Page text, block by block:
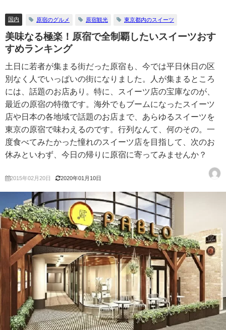
国内 原宿のグルメ 原宿観光 東京都内のスイーツ
美味なる極楽！原宿で全制覇したいスイーツおす
すめランキング
土日に若者が集まる街だった原宿も、今では平日休日の区
別なく人でいっぱいの街になりました。人が集まるところ
には、話題のお店あり。特に、スイーツ店の宝庫なのが、
最近の原宿の特徴です。海外でもブームになったスイーツ
店や日本の各地域で話題のお店まで、あらゆるスイーツを
東京の原宿で味わえるのです。行列なんて、何のその。一
度食べてみたかった憧れのスイーツ店を目指して、次のお
休みといわず、今日の帰りに原宿に寄ってみませんか？
2015年02月20日 2020年01月10日